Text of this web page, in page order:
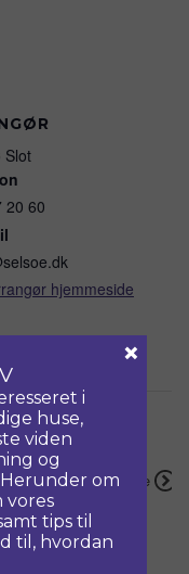
Slot
20 60
hjemmeside
Næste
i
huse,
viden
og
om
vores
tips til
til, hvordan
×